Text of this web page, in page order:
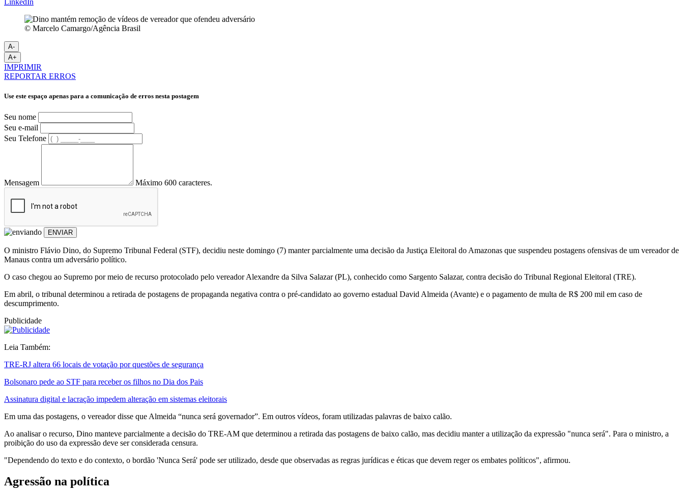
LinkedIn
© Marcelo Camargo/Agência Brasil
A-
A+
IMPRIMIR
REPORTAR ERROS
Use este espaço apenas para a comunicação de erros nesta postagem
Seu nome
Seu e-mail
Seu Telefone
Mensagem Máximo 600 caracteres.
ENVIAR
O ministro Flávio Dino, do Supremo Tribunal Federal (STF), decidiu neste domingo (7) manter parcialmente uma decisão da Justiça Eleitoral do Amazonas que suspendeu postagens ofensivas de um vereador de
Manaus contra um adversário político.
O caso chegou ao Supremo por meio de recurso protocolado pelo vereador Alexandre da Silva Salazar (PL), conhecido como Sargento Salazar, contra decisão do Tribunal Regional Eleitoral (TRE).
Em abril, o tribunal determinou a retirada de postagens de propaganda negativa contra o pré-candidato ao governo estadual David Almeida (Avante) e o pagamento de multa de R$ 200 mil em caso de
descumprimento.
Publicidade
Leia Também:
TRE-RJ altera 66 locais de votação por questões de segurança
Bolsonaro pede ao STF para receber os filhos no Dia dos Pais
Assinatura digital e lacração impedem alteração em sistemas eleitorais
Em uma das postagens, o vereador disse que Almeida “nunca será governador”. Em outros vídeos, foram utilizadas palavras de baixo calão.
Ao analisar o recurso, Dino manteve parcialmente a decisão do TRE-AM que determinou a retirada das postagens de baixo calão, mas decidiu manter a utilização da expressão "nunca será". Para o ministro, a
proibição do uso da expressão deve ser considerada censura.
"Dependendo do texto e do contexto, o bordão 'Nunca Será' pode ser utilizado, desde que observadas as regras jurídicas e éticas que devem reger os embates políticos", afirmou.
Agressão na política